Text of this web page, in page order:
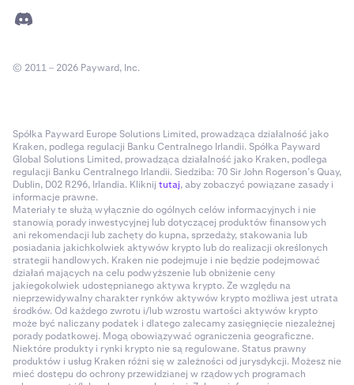
© 2011 – 2026 Payward, Inc.
Spółka Payward Europe Solutions Limited, prowadząca działalność jako
Kraken, podlega regulacji Banku Centralnego Irlandii. Spółka Payward
Global Solutions Limited, prowadząca działalność jako Kraken, podlega
regulacji Banku Centralnego Irlandii. Siedziba: 70 Sir John Rogerson’s Quay,
Dublin, D02 R296, Irlandia. Kliknij tutaj, aby zobaczyć powiązane zasady i
informacje prawne.
Materiały te służą wyłącznie do ogólnych celów informacyjnych i nie
stanowią porady inwestycyjnej lub dotyczącej produktów finansowych
ani rekomendacji lub zachęty do kupna, sprzedaży, stakowania lub
posiadania jakichkolwiek aktywów krypto lub do realizacji określonych
strategii handlowych. Kraken nie podejmuje i nie będzie podejmować
działań mających na celu podwyższenie lub obniżenie ceny
jakiegokolwiek udostępnianego aktywa krypto. Ze względu na
nieprzewidywalny charakter rynków aktywów krypto możliwa jest utrata
środków. Od każdego zwrotu i/lub wzrostu wartości aktywów krypto
może być naliczany podatek i dlatego zalecamy zasięgnięcie niezależnej
porady podatkowej. Mogą obowiązywać ograniczenia geograficzne.
Niektóre produkty i rynki krypto nie są regulowane. Status prawny
produktów i usług Kraken różni się w zależności od jurysdykcji. Możesz nie
mieć dostępu do ochrony przewidzianej w rządowych programach